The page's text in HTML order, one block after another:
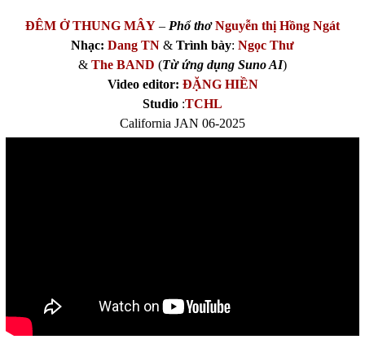
ĐÊM Ở THUNG MÂY – Phổ thơNguyễn thị Hồng Ngát
Nhạc: Dang TN & Trình bày: Ngọc Thư
& The BAND (Từ ứng dụng Suno AI)
Video editor: ĐẶNG HIỀN
Studio :TCHL
California JAN 06-2025